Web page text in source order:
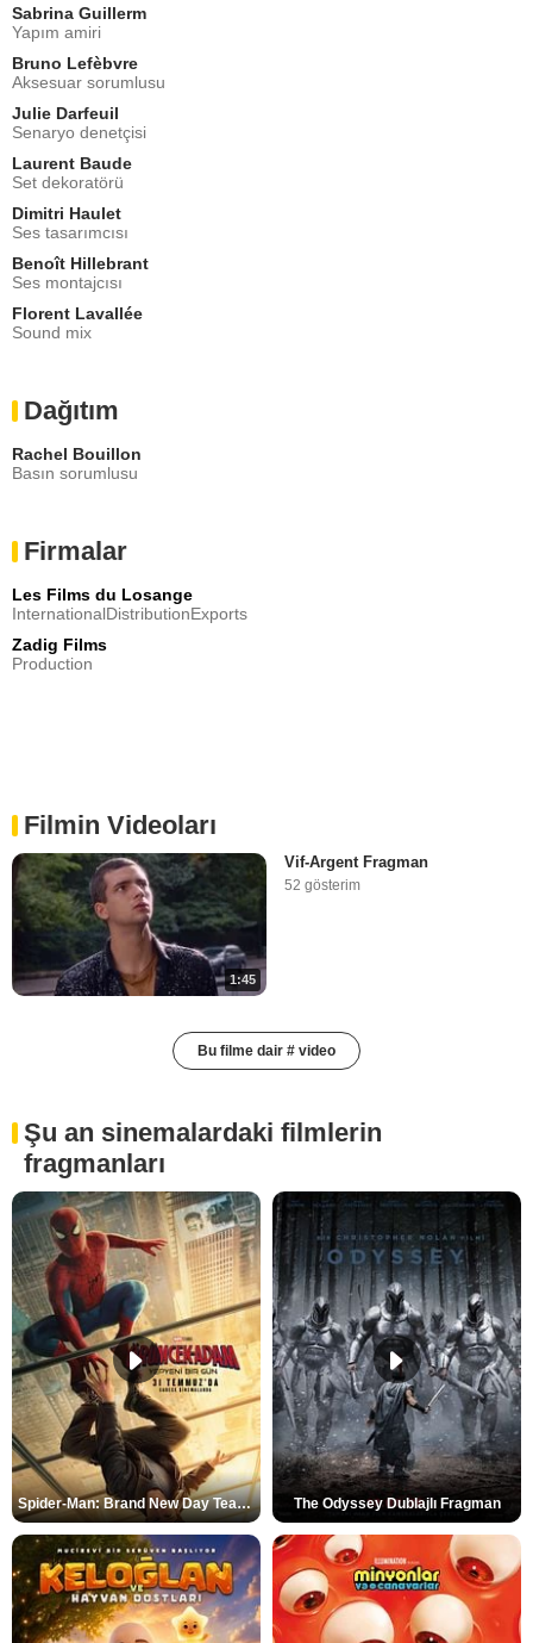
Sabrina Guillerm
Yapım amiri
Bruno Lefèbvre
Aksesuar sorumlusu
Julie Darfeuil
Senaryo denetçisi
Laurent Baude
Set dekoratörü
Dimitri Haulet
Ses tasarımcısı
Benoît Hillebrant
Ses montajcısı
Florent Lavallée
Sound mix
Dağıtım
Rachel Bouillon
Basın sorumlusu
Firmalar
Les Films du Losange
InternationalDistributionExports
Zadig Films
Production
Filmin Videoları
1:45
Vif-Argent Fragman
52 gösterim
Bu filme dair # video
Şu an sinemalardaki filmlerin
fragmanları
Spider-Man: Brand New Day Teaser The Odyssey Dublajlı Fragman